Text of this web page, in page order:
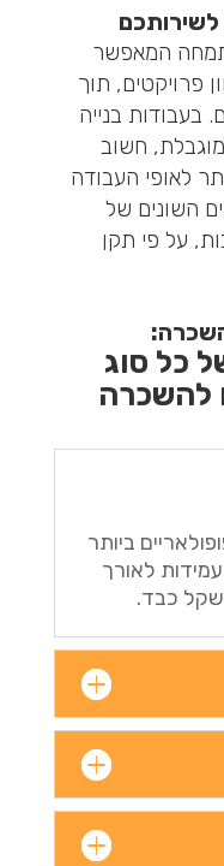
לשירותכם
המאפשר
פרויקטים, תוך
בעבודות בנייה
חשוב
לאופי העבודה
השונים של
על פי תקן
כל סוג
להשכרה
ביותר
לאורך
כבד.